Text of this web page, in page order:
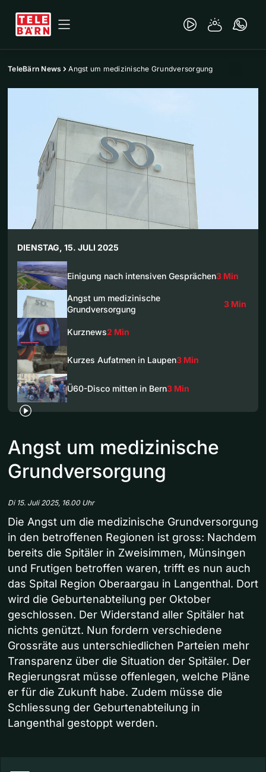
TeleBärn News Angst um medizinische Grundversorgung
DIENSTAG, 15. JULI 2025
Einigung nach intensiven Gesprächen3 Min
Angst um medizinische
Grundversorgung
3 Min
Kurznews2 Min
Kurzes Aufatmen in Laupen3 Min
Ü60-Disco mitten in Bern3 Min
Angst um medizinische
Grundversorgung
Di 15. Juli 2025, 16.00 Uhr
Die Angst um die medizinische Grundversorgung
in den betroffenen Regionen ist gross: Nachdem
bereits die Spitäler in Zweisimmen, Münsingen
und Frutigen betroffen waren, trifft es nun auch
das Spital Region Oberaargau in Langenthal. Dort
wird die Geburtenabteilung per Oktober
geschlossen. Der Widerstand aller Spitäler hat
nichts genützt. Nun fordern verschiedene
Grossräte aus unterschiedlichen Parteien mehr
Transparenz über die Situation der Spitäler. Der
Regierungsrat müsse offenlegen, welche Pläne
er für die Zukunft habe. Zudem müsse die
Schliessung der Geburtenabteilung in
Langenthal gestoppt werden.